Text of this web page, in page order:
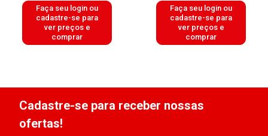
Faça seu login ou
cadastre-se para
ver preços e
comprar
Faça seu login ou
cadastre-se para
ver preços e
comprar
Cadastre-se para receber nossas
ofertas!